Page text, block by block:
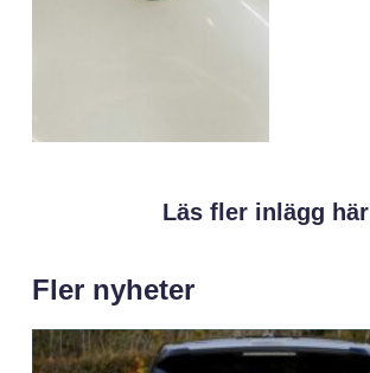
Läs fler inlägg här
Fler nyheter